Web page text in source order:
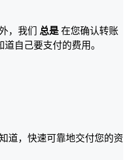
，我们 总是在您确认转账
自己要支付的费用。
道，快速可靠地交付您的资